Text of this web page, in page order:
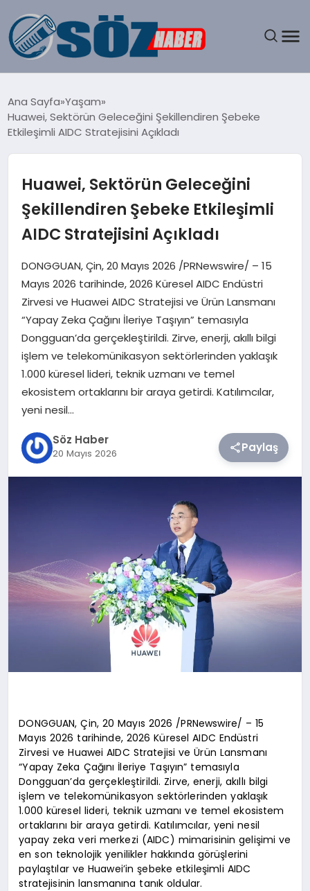
SPOR
EĞITIM
SAĞLIK
DÜNYA
TEKNOLOJI
SIYASET
YAŞAM
Ana Sayfa Yaşam
Huawei, Sektörün Geleceğini Şekillendiren Şebeke
Etkileşimli AIDC Stratejisini Açıkladı
Huawei, Sektörün Geleceğini
Şekillendiren Şebeke Etkileşimli
AIDC Stratejisini Açıkladı
DONGGUAN, Çin, 20 Mayıs 2026 /PRNewswire/ – 15
Mayıs 2026 tarihinde, 2026 Küresel AIDC Endüstri
Zirvesi ve Huawei AIDC Stratejisi ve Ürün Lansmanı
“Yapay Zeka Çağını İleriye Taşıyın” temasıyla
Dongguan’da gerçekleştirildi. Zirve, enerji, akıllı bilgi
işlem ve telekomünikasyon sektörlerinden yaklaşık
1.000 küresel lideri, teknik uzmanı ve temel
ekosistem ortaklarını bir araya getirdi. Katılımcılar,
yeni nesil…
Söz Haber
20 Mayıs 2026 Paylaş
DONGGUAN, Çin, 20 Mayıs 2026 /PRNewswire/ – 15
Mayıs 2026 tarihinde, 2026 Küresel AIDC Endüstri
Zirvesi ve Huawei AIDC Stratejisi ve Ürün Lansmanı
“Yapay Zeka Çağını İleriye Taşıyın” temasıyla
Dongguan’da gerçekleştirildi. Zirve, enerji, akıllı bilgi
işlem ve telekomünikasyon sektörlerinden yaklaşık
1.000 küresel lideri, teknik uzmanı ve temel ekosistem
ortaklarını bir araya getirdi. Katılımcılar, yeni nesil
yapay zeka veri merkezi (AIDC) mimarisinin gelişimi ve
en son teknolojik yenilikler hakkında görüşlerini
paylaştılar ve Huawei’in şebeke etkileşimli AIDC
stratejisinin lansmanına tanık oldular.